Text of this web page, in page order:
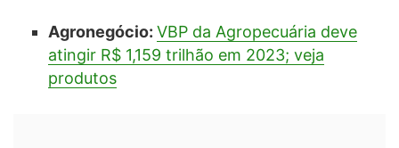
Agronegócio: VBP da Agropecuária deve
atingir R$ 1,159 trilhão em 2023; veja
produtos